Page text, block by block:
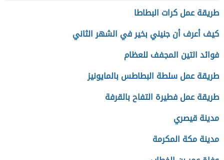
طريقة عمل كرات البطاطا
كيف أعرف أن جنيني بخير في الشهر الثاني
فوائد التين المجفف للعظام
طريقة عمل سلطة البطاطس بالمايونيز
طريقة عمل فطيرة التفاح بالقرفة
مدينة قيصري
مدينة مكة المكرمة